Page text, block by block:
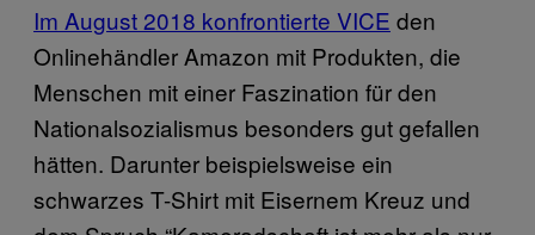
Im August 2018 konfrontierte VICE den
Onlinehändler Amazon mit Produkten, die
Menschen mit einer Faszination für den
Nationalsozialismus besonders gut gefallen
hätten. Darunter beispielsweise ein
schwarzes T-Shirt mit Eisernem Kreuz und